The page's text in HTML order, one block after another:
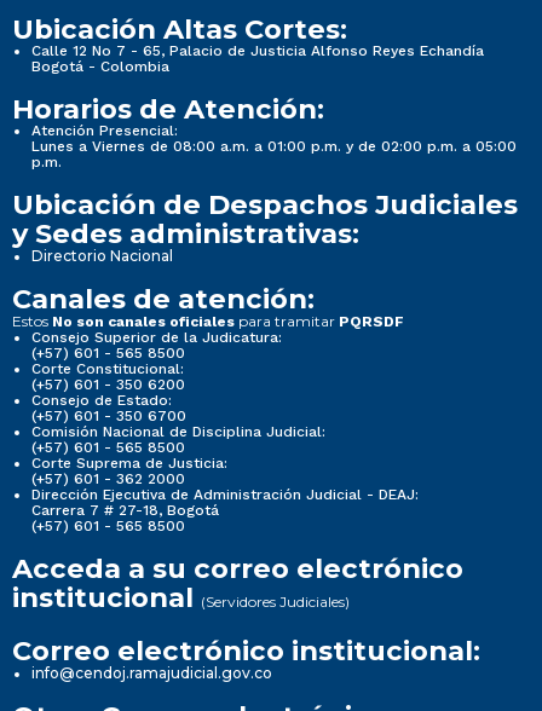
Ubicación Altas Cortes:
Calle 12 No 7 - 65, Palacio de Justicia Alfonso Reyes Echandía
Bogotá - Colombia
Horarios de Atención:
Atención Presencial:
Lunes a Viernes de 08:00 a.m. a 01:00 p.m. y de 02:00 p.m. a 05:00
p.m.
Ubicación de Despachos Judiciales
y Sedes administrativas:
Directorio Nacional
Canales de atención:
Estos No son canales oficiales para tramitar PQRSDF
Consejo Superior de la Judicatura:
(+57) 601 - 565 8500
Corte Constitucional:
(+57) 601 - 350 6200
Consejo de Estado:
(+57) 601 - 350 6700
Comisión Nacional de Disciplina Judicial:
(+57) 601 - 565 8500
Corte Suprema de Justicia:
(+57) 601 - 362 2000
Dirección Ejecutiva de Administración Judicial - DEAJ:
Carrera 7 # 27-18, Bogotá
(+57) 601 - 565 8500
Acceda a su correo electrónico
institucional (Servidores Judiciales)
Correo electrónico institucional:
info@cendoj.ramajudicial.gov.co